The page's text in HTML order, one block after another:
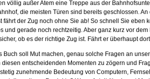
völlig außer Atem eine Treppe aus der
die meisten Türen sind bereits geschlossen.
fährt der Zug noch ohne Sie ab! So schnell Sie eben
und gerade noch rechtzeitig. Aber ganz kurz vor
ob es der richtige Zug ist. Fährt er überhaupt
Buch soll Mut machen, genau solche Fragen an
entscheidenden Momenten zu zögern und
zunehmende Bedeutung von Computern,